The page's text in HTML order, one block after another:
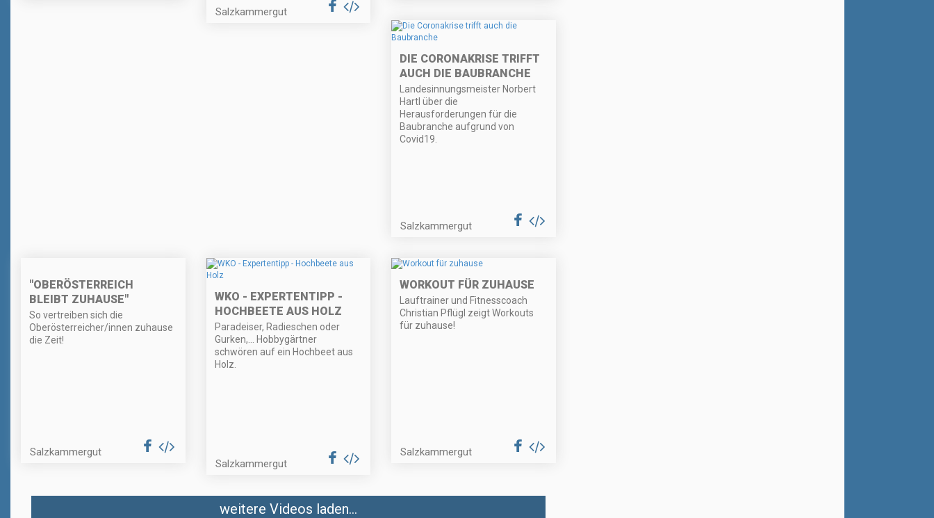
Salzkammergut
DIE CORONAKRISE TRIFFT
AUCH DIE BAUBRANCHE
Landesinnungsmeister Norbert
Hartl über die
Herausforderungen für die
Baubranche aufgrund von
Covid19.
Salzkammergut
"OBERÖSTERREICH
BLEIBT ZUHAUSE"
So vertreiben sich die
Oberösterreicher/innen zuhause
die Zeit!
Salzkammergut
WKO - EXPERTENTIPP -
HOCHBEETE AUS HOLZ
Paradeiser, Radieschen oder
Gurken,... Hobbygärtner
schwören auf ein Hochbeet aus
Holz.
Salzkammergut
WORKOUT FÜR ZUHAUSE
Lauftrainer und Fitnesscoach
Christian Pflügl zeigt Workouts
für zuhause!
Salzkammergut
weitere Videos laden...